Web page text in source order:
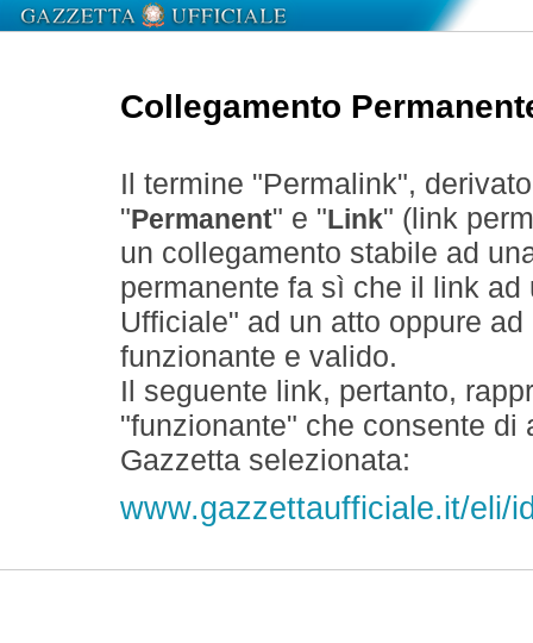
Collegamento
Il termine "Permalink",
" Permanent" e " Link" (link
un collegamento stabile ad
permanente fa sì che il link
Ufficiale" ad un atto oppure
funzionante e valido.
Il seguente link, pertanto,
"funzionante" che consente
Gazzetta selezionata:
www.gazzettaufficiale.it/eli/